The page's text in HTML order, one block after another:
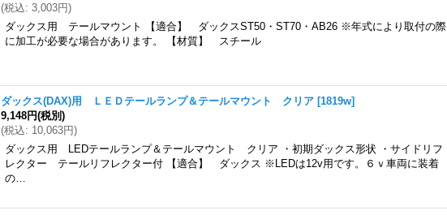
(税込: 3,003円)
ダックス用 テールマウント 【適合】 ダックスST50・ST70・AB26 ※年式により取付の際
に加工が必要な場合があります。 【材質】 スチール
ダックス(DAX)用 ＬＥＤテールランプ＆テールマウント クリア [1819w]
9,148円(税別)
(税込: 10,063円)
ダックス用 LEDテールランプ＆テールマウント クリア ・初期ダックス形状 ・サイドリフ
レクター テールリフレクター付 【適合】 ダックス ※LEDは12v用です。６ｖ車両に装着
の…